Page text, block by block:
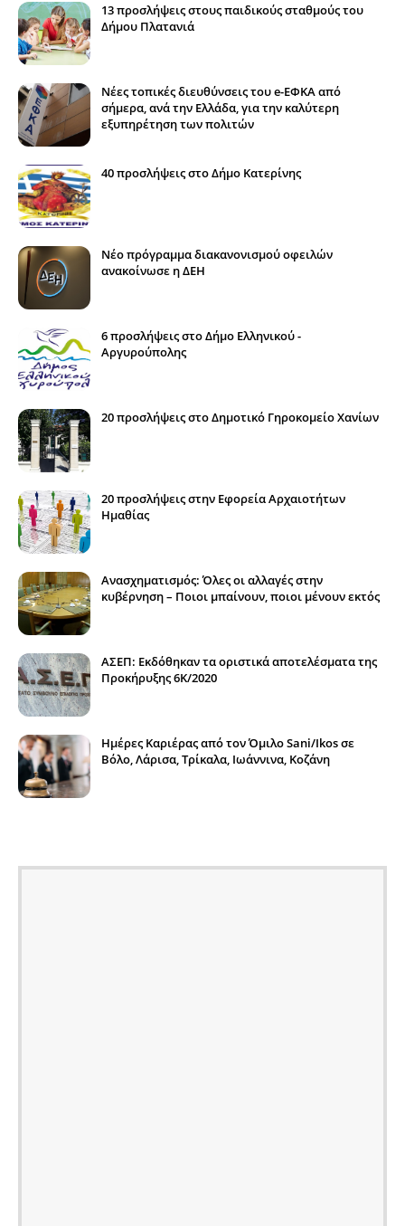
13 προσλήψεις στους παιδικούς σταθμούς του
Δήμου Πλατανιά
Νέες τοπικές διευθύνσεις του e-ΕΦΚΑ από
σήμερα, ανά την Ελλάδα, για την καλύτερη
εξυπηρέτηση των πολιτών
40 προσλήψεις στο Δήμο Κατερίνης
Νέο πρόγραμμα διακανονισμού οφειλών
ανακοίνωσε η ΔΕΗ
6 προσλήψεις στο Δήμο Ελληνικού -
Αργυρούπολης
20 προσλήψεις στο Δημοτικό Γηροκομείο Χανίων
20 προσλήψεις στην Εφορεία Αρχαιοτήτων
Ημαθίας
Ανασχηματισμός: Όλες οι αλλαγές στην
κυβέρνηση – Ποιοι μπαίνουν, ποιοι μένουν εκτός
ΑΣΕΠ: Εκδόθηκαν τα οριστικά αποτελέσματα της
Προκήρυξης 6Κ/2020
Ημέρες Καριέρας από τον Όμιλο Sani/Ikos σε
Βόλο, Λάρισα, Τρίκαλα, Ιωάννινα, Κοζάνη